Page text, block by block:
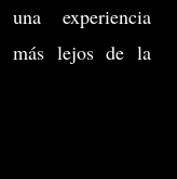
experiencia
más lejos de la